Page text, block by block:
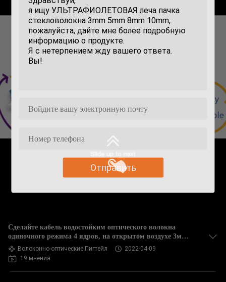
Отправить
Сделайте кабель водостойким оптического волокна
одиночного режима 4 ядров, на открытом воздухе 3м
двухшпиндельный гибкий провод волокна
Волоконно-оптические Пигтейл
2022-04-09
19 мнения